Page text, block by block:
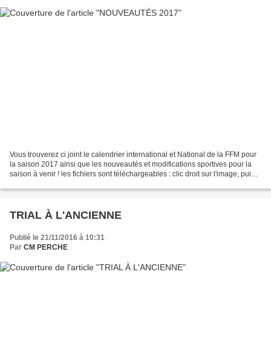
Vous trouverez ci joint le calendrier international et National de la FFM pour
la saison 2017 ainsi que les nouveautés et modifications sportives pour la
saison à venir ! les fichiers sont téléchargeables : clic droit sur l'image, puis
TRIAL À L'ANCIENNE
Publié le 21/11/2016 à 10:31
Par CM PERCHE